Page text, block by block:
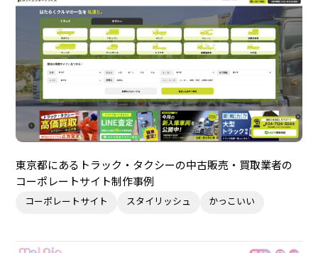
東京都にあるトラック・タクシーの中古販売・買取業者の
コーポレートサイト制作事例
コーポレートサイト スタイリッシュ かっこいい